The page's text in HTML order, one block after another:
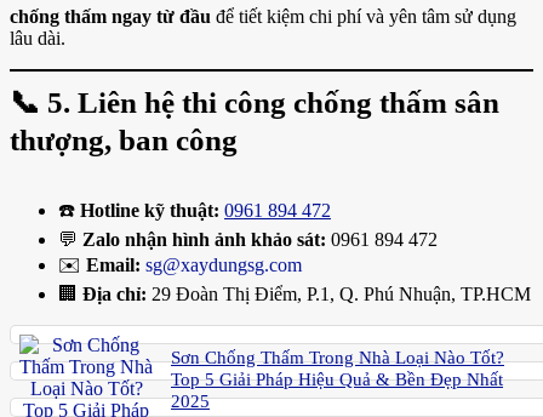
chống thấm ngay từ đầu để tiết kiệm chi phí và yên tâm sử dụng
lâu dài.
📞 5. Liên hệ thi công chống thấm sân
thượng, ban công
☎️ Hotline kỹ thuật: 0961 894 472
💬 Zalo nhận hình ảnh khảo sát: 0961 894 472
✉️ Email: sg@xaydungsg.com
🏢 Địa chỉ: 29 Đoàn Thị Điểm, P.1, Q. Phú Nhuận, TP.HCM
Sơn Chống Thấm Trong Nhà Loại Nào Tốt?
Top 5 Giải Pháp Hiệu Quả & Bền Đẹp Nhất
2025